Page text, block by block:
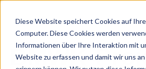
Diese Website speichert Cookies auf
Computer. Diese Cookies werden
Informationen über Ihre Interaktion mit
Website zu erfassen und damit wir uns an
BMWK-